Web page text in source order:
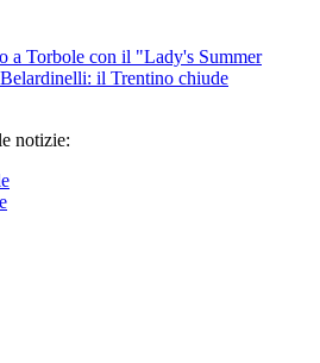
a Torbole con il "Lady's Summer
il Trentino chiude
notizie: